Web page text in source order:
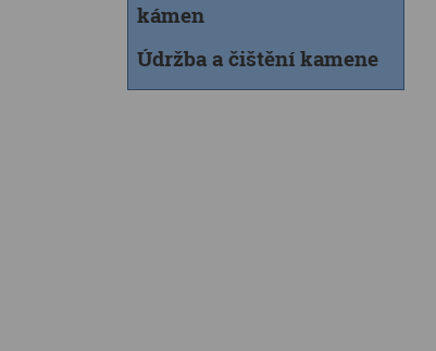
kámen
Údržba a čištění kamene